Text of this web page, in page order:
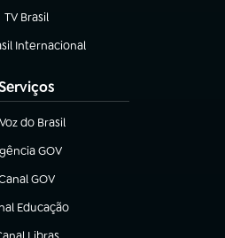
TV Brasil
(abre em nova aba)
Internacional
nova aba)
do Brasil
em nova aba)
GOV
em nova aba)
GOV
em nova aba)
Educação
em nova aba)